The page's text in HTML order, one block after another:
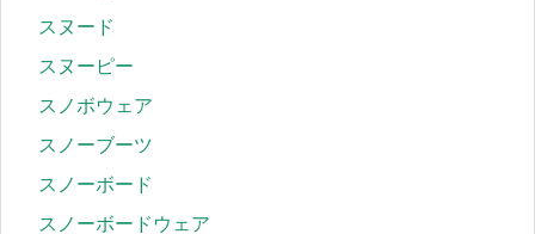
スヌード
スヌーピー
スノボウェア
スノーブーツ
スノーボード
スノーボードウェア